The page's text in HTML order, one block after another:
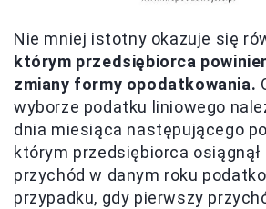
Nie mniej istotny okazuje się
którym przedsiębiorca
zmiany formy opodatkowania.
wyborze podatku liniowego
dnia miesiąca następującego
którym przedsiębiorca
przychód w danym roku
przypadku, gdy pierwszy